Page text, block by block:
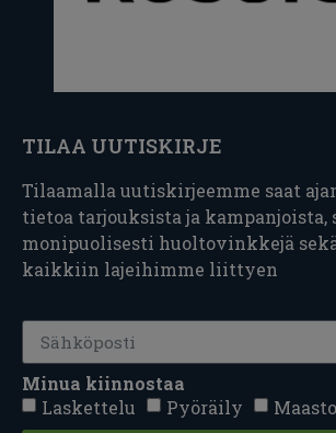
TILAA UUTISKIRJE
Tilaamalla uutiskirjeemme saat
tietoa tarjouksista ja kampanjoista,
monipuolisesti huoltovinkkejä
kaikkiin lajeihimme liittyen
Minua kiinnostaa
Laskettelu
Pyöräily